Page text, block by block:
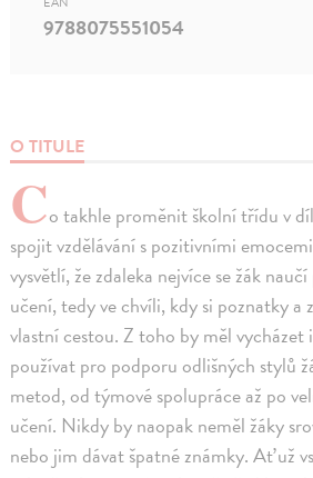
O TITULE
Co takhle proměnit školní třídu v
spojit vzdělávání s pozitivními
vysvětlí, že zdaleka nejvíce se žák
učení, tedy ve chvíli, kdy si poznatky a
vlastní cestou. Z toho by měl
používat pro podporu odlišných stylů
metod, od týmové spolupráce až po
učení. Nikdy by naopak neměl žáky
nebo jim dávat špatné známky. Ať už
9788075551054